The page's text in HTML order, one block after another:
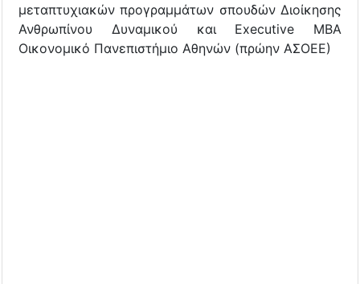
μεταπτυχιακών προγραμμάτων σπουδών Διοίκησης
Ανθρωπίνου Δυναμικού και Executive MBA
Οικονομικό Πανεπιστήμιο Αθηνών (πρώην ΑΣΟΕΕ)